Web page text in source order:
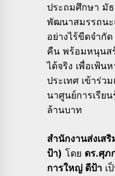
ประถมศึกษา มั
พัฒนาสมรรถน
อย่างไร้ขีดจำกั
คืน พร้อมหนุนส
ได้จริง เพื่อเฟ้
ประเทศ เข้าร่ว
นาศูนย์การเรีย
ล้านบาท
สำนักงานส่งเส
ป้า) โดย ดร.ศุภ
การใหญ่ ดีป้า เ